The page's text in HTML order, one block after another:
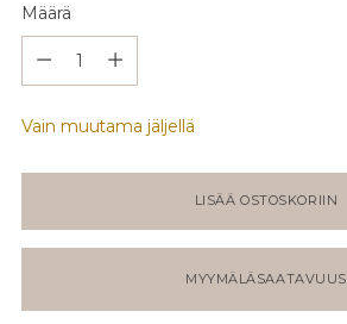
Määrä
Vain muutama jäljellä
LISÄÄ OSTOSKORIIN
MYYMÄLÄSAATAVUUS